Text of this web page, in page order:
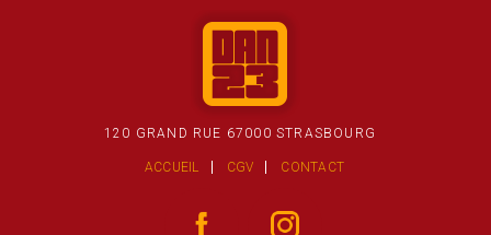
120 GRAND RUE 67000 STRASBOURG
ACCUEIL CGV CONTACT